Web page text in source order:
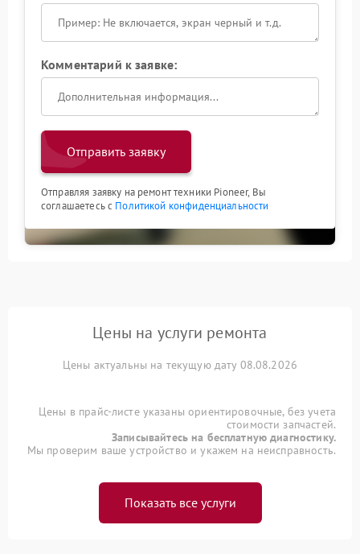
Комментарий к заявке:
Отправить заявку
Отправляя заявку на ремонт техники Pioneer, Вы
соглашаетесь с Политикой конфиденциальности
Цены на услуги ремонта
Цены актуальны на текущую дату 08.08.2026
Цены в прайс-листе указаны ориентировочные, без учета
стоимости запчастей.
Записывайтесь на бесплатную диагностику.
Мы проверим ваше устройство и укажем на неисправность.
Показать все услуги